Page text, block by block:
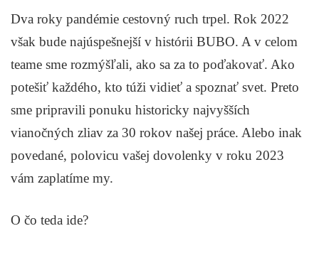
Dva roky pandémie cestovný ruch trpel. Rok 2022
však bude najúspešnejší v histórii BUBO. A v celom
teame sme rozmýšľali, ako sa za to poďakovať. Ako
potešiť každého, kto túži vidieť a spoznať svet. Preto
sme pripravili ponuku historicky najvyšších
vianočných zliav za 30 rokov našej práce. Alebo inak
povedané, polovicu vašej dovolenky v roku 2023
vám zaplatíme my.
O čo teda ide?